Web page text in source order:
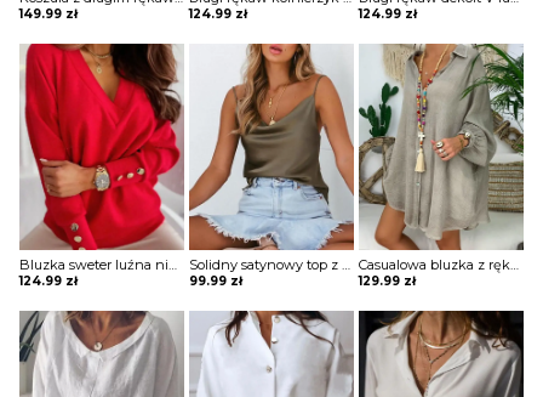
149.99 zł 124.99 zł 124.99 zł
Bluzka sweter luźna niewielki V dekolt długie luźne rękawy odzobne guziki Gunmala
124.99 zł
Solidny satynowy top z dekoltem w szpic bluzka Neziha
99.99 zł
Casualowa bluzka z rękawami latarnią i guzikami Lies
129.99 zł